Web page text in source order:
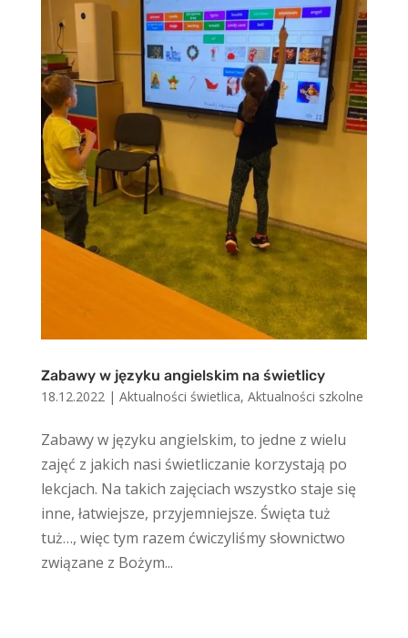
Zabawy w języku angielskim na świetlicy
18.12.2022| Aktualności świetlica, Aktualności szkolne
Zabawy w języku angielskim, to jedne z wielu
zajęć z jakich nasi świetliczanie korzystają po
lekcjach. Na takich zajęciach wszystko staje się
inne, łatwiejsze, przyjemniejsze. Święta tuż
tuż…, więc tym razem ćwiczyliśmy słownictwo
związane z Bożym...